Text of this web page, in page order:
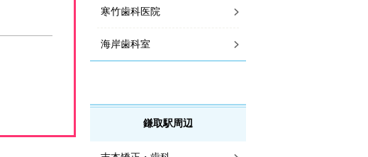
寒竹歯科医院
海岸歯科室
鎌取駅周辺